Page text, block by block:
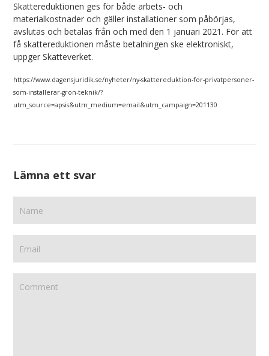
Skattereduktionen ges för både arbets- och
materialkostnader och gäller installationer som påbörjas,
avslutas och betalas från och med den 1 januari 2021. För att
få skattereduktionen måste betalningen ske elektroniskt,
uppger Skatteverket.
https://www.dagensjuridik.se/nyheter/ny-skattereduktion-for-privatpersoner-
som-installerar-gron-teknik/?
utm_source=apsis&utm_medium=email&utm_campaign=201130
Lämna ett svar